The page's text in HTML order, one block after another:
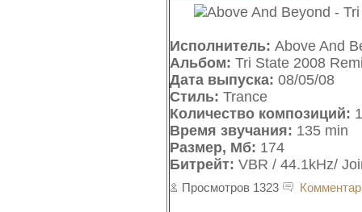
Исполнитель: Above And
Альбом: Tri State 2008
Дата выпуска: 08/05/08
Стиль: Trance
Количество композиций:
Время звучания: 135 min
Размер, Мб: 174
Битрейт: VBR / 44.1kHz/
Просмотров 1323